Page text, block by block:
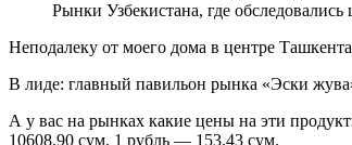
Рынки Узбекистана, где обследовались
Неподалеку от моего дома в центре
В лиде: главный павильон рынка «Эски
А у вас на рынках какие цены на эти
10608.90 сум, 1 рубль — 153.43 сум.